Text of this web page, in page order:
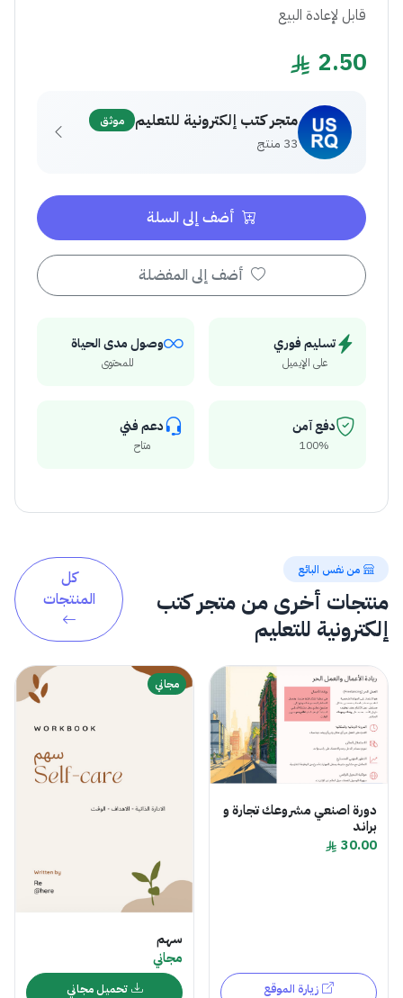
قابل لإعادة البيع
2.50
متجر كتب إلكترونية للتعليم موثق
33 منتج
أضف إلى السلة
أضف إلى المفضلة
تسليم فوري
على الإيميل
وصول مدى الحياة
للمحتوى
دفع آمن
100%
دعم فني
متاح
من نفس البائع
منتجات أخرى من متجر كتب
إلكترونية للتعليم
كل
المنتجات
دورة اصنعي مشروعك تجارة و
براند
30.00
زيارة الموقع
مجاني
سهم
مجاني
تحميل مجاني